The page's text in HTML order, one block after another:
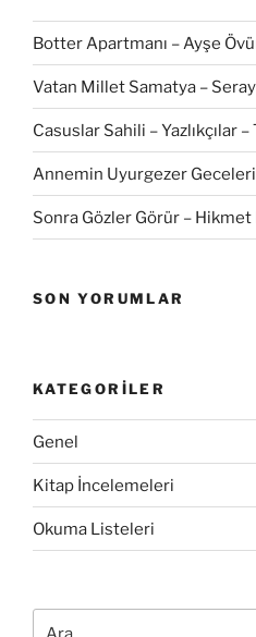
Botter Apartmanı – Ayşe
Vatan Millet Samatya –
Casuslar Sahili – Yazlıkçılar
Annemin Uyurgezer
Sonra Gözler Görür –
SON YORUMLAR
KATEGORILER
Genel
Kitap İncelemeleri
Okuma Listeleri